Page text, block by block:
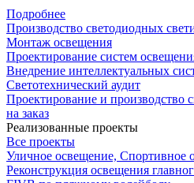
Подробнее
Производство светодиодных
Монтаж освещения
Проектирование систем
Внедрение интеллектуальных
Светотехнический аудит
Проектирование и производство
на заказ
Реализованные проекты
Все проекты
Уличное освещение, Спортивное
Реконструкция освещения